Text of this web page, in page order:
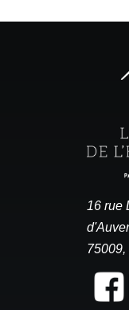
16 rue
75009,